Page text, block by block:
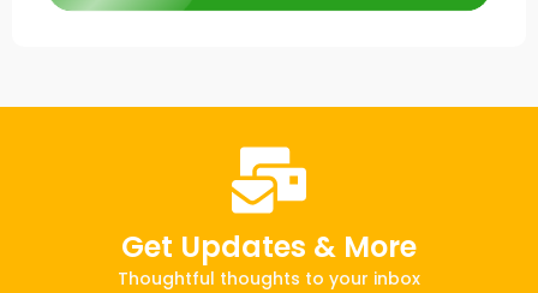
Get Updates & More
Thoughtful thoughts to your inbox